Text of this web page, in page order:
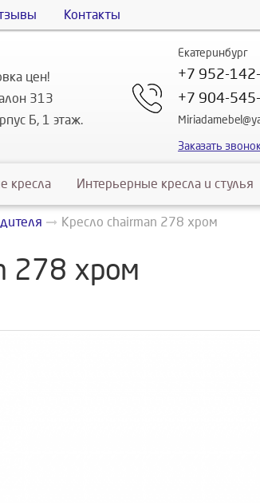
Контакты
цен!
313
Б, 1 этаж.
Екатеринбург
+7 952-
+7 904-
Заказать
кресла Интерьерные кресла и стулья
Кресло chairman 278 хром
278 хром